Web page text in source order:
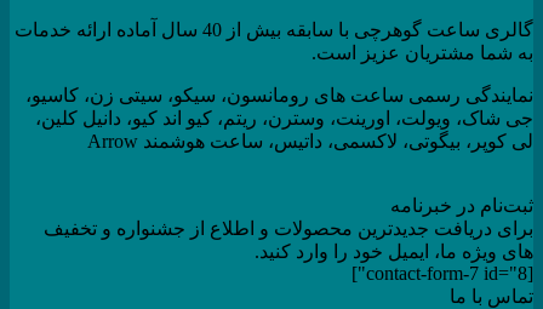
گالری ساعت گوهرچی با سابقه بیش از 40 سال آماده ارائه خدمات
به شما مشتریان عزیز است.
نمایندگی رسمی ساعت های رومانسون، سیکو، سیتی زن، کاسیو،
جی شاک، ویولت، اورینت، وسترن، ریتم، کیو اند کیو، دانیل کلین،
لی کوپر، بیگوتی، لاکسمی، داتیس، ساعت هوشمند Arrow
ثبت‌نام در خبرنامه
برای دریافت جدیدترین محصولات و اطلاع از جشنواره و تخفیف
های ویژه ما، ایمیل خود را وارد کنید.
[contact-form-7 id="8"]
تماس با ما